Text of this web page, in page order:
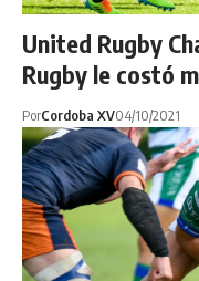
United Rugby
Rugby le costó
PorCordoba XV04/10/2021